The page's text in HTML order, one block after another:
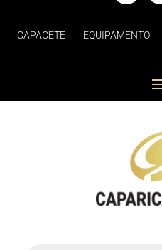
CAPACETE EQUIPAMENTO